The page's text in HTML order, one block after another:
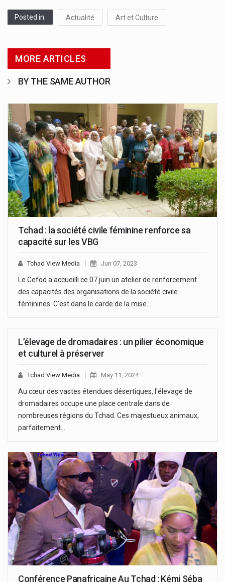
Posted in: Actualité Art et Culture
MORE ARTICLES
BY THE SAME AUTHOR
Tchad : la société civile féminine renforce sa
capacité sur les VBG
Tchad View Media Jun 07, 2023
Le Cefod a accueilli ce 07 juin un atelier de renforcement
des capacités des organisations de la société civile
féminines. C’est dans le carde de la mise…
L’élevage de dromadaires : un pilier économique
et culturel à préserver
Tchad View Media May 11, 2024
Au cœur des vastes étendues désertiques, l'élevage de
dromadaires occupe une place centrale dans de
nombreuses régions du Tchad. Ces majestueux animaux,
parfaitement…
Conférence Panafricaine Au Tchad : Kémi Séba